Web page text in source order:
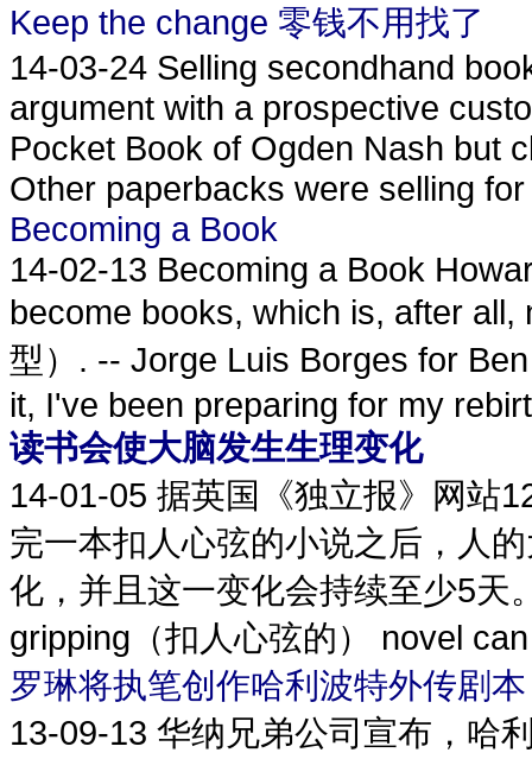
Keep the change 零钱不用找了
14-03-24 Selling secondhand
argument with a prospective
Pocket Book of Ogden Nash but
Other paperbacks were selling
Becoming a Book
14-02-13 Becoming a Book
become books, which is, after
型）. -- Jorge Luis Borges for
it, I've been preparing for my
读书会使大脑发生生理变化
14-01-05 据英国《独立报》网站
完一本扣人心弦的小说之后，人
化，并且这一变化会持续至少5天
gripping（扣人心弦的） novel
罗琳将执笔创作哈利波特外传剧本
13-09-13 华纳兄弟公司宣布，哈